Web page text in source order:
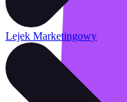
Lejek Marketingowy